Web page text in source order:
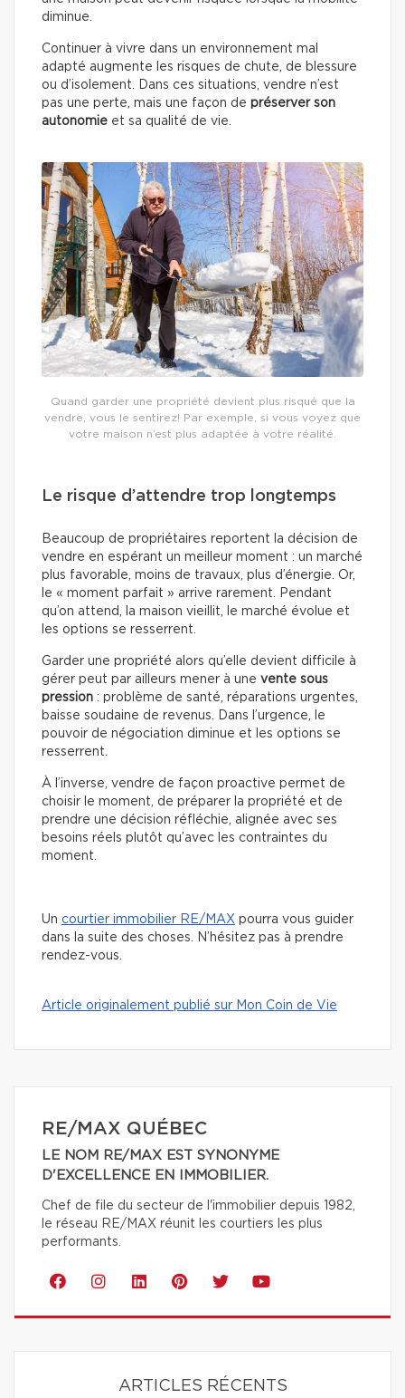
diminue.
Continuer à vivre dans un environnement mal
adapté augmente les risques de chute, de blessure
ou d’isolement. Dans ces situations, vendre n’est
pas une perte, mais une façon de préserver son
autonomie et sa qualité de vie.
Quand garder une propriété devient plus risqué que la
vendre, vous le sentirez! Par exemple, si vous voyez que
votre maison n’est plus adaptée à votre réalité.
Le risque d’attendre trop longtemps
Beaucoup de propriétaires reportent la décision de
vendre en espérant un meilleur moment : un marché
plus favorable, moins de travaux, plus d’énergie. Or,
le « moment parfait » arrive rarement. Pendant
qu’on attend, la maison vieillit, le marché évolue et
les options se resserrent.
Garder une propriété alors qu’elle devient difficile à
gérer peut par ailleurs mener à une vente sous
pression : problème de santé, réparations urgentes,
baisse soudaine de revenus. Dans l’urgence, le
pouvoir de négociation diminue et les options se
resserrent.
À l’inverse, vendre de façon proactive permet de
choisir le moment, de préparer la propriété et de
prendre une décision réfléchie, alignée avec ses
besoins réels plutôt qu’avec les contraintes du
moment.
Un courtier immobilier RE/MAX pourra vous guider
dans la suite des choses. N’hésitez pas à prendre
rendez-vous.
Article originalement publié sur Mon Coin de Vie
RE/MAX QUÉBEC
LE NOM RE/MAX EST SYNONYME
D'EXCELLENCE EN IMMOBILIER.
Chef de file du secteur de l'immobilier depuis 1982,
le réseau RE/MAX réunit les courtiers les plus
performants.
ARTICLES RÉCENTS